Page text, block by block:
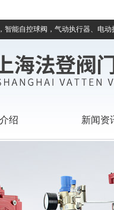
能自控球阀，气动执行器、电
绍 新闻资